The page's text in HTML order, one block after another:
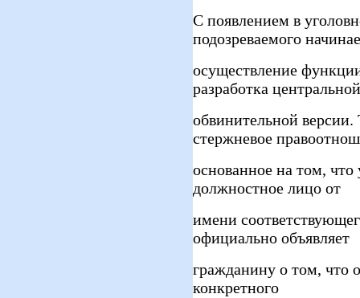
С появлением в
подозреваемого
осуществление
разработка центральной
обвинительной версии.
стержневое
основанное на том, что
должностное лицо от
имени
официально объявляет
гражданину о том, что
конкретного